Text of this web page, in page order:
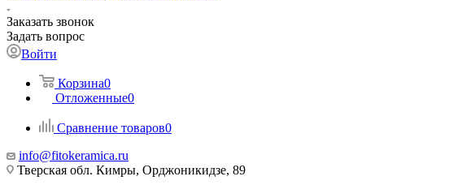
Заказать звонок
Задать вопрос
Войти
Корзина0
Отложенные0
Сравнение товаров0
info@fitokeramica.ru
Тверская обл. Кимры, Орджоникидзе, 89